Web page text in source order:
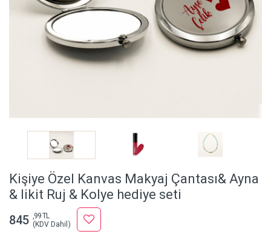
Kişiye Özel Kanvas Makyaj Çantası& Ayna
& likit Ruj & Kolye hediye seti
845 ,99 TL
(KDV Dahil)